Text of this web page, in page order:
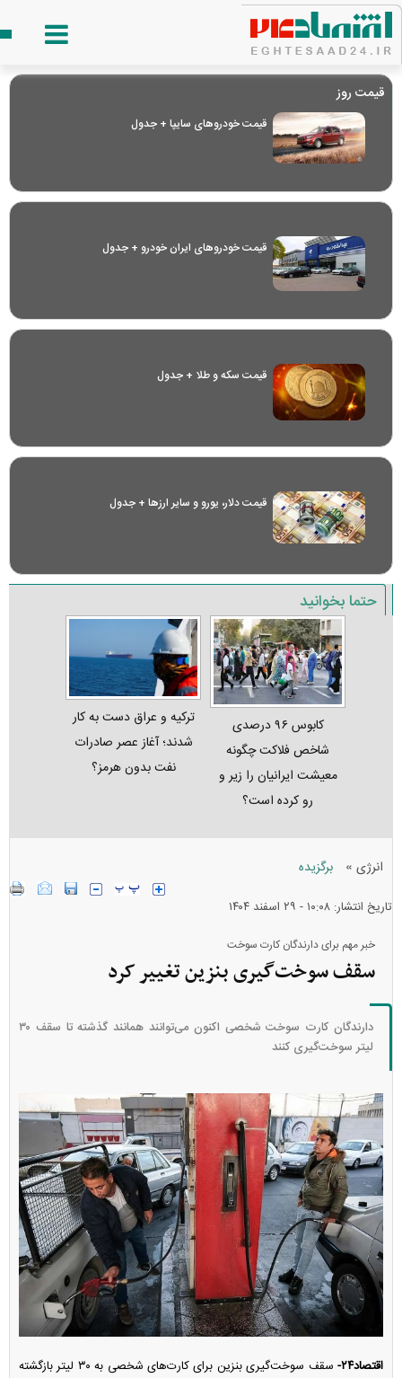
قیمت روز
قیمت خودرو‌های سایپا + جدول
قیمت خودرو‌های ایران خودرو + جدول
قیمت سکه و طلا + جدول
قیمت دلار، یورو و سایر ارز‌ها + جدول
حتما بخوانید
کابوس ۹۶ درصدی
شاخص فلاکت چگونه
معیشت ایرانیان را زیر و
رو کرده است؟
ترکیه و عراق دست به کار
شدند؛ آغاز عصر صادرات
نفت بدون هرمز؟
انرژی » برگزیده
تاریخ انتشار: ۱۰:۰۸ - ۲۹ اسفند ۱۴۰۴
خبر مهم برای دارندگان کارت سوخت
سقف سوخت‌گیری بنزین تغییر کرد
دارندگان کارت سوخت شخصی اکنون می‌توانند همانند گذشته تا سقف ۳۰
لیتر سوخت‌گیری کنند
اقتصاد۲۴-
سقف سوخت‌گیری بنزین برای کارت‌های شخصی به ۳۰ لیتر بازگشته